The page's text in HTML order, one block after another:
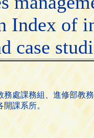
Index of
case
務處課務組、進修部教
開課系所。